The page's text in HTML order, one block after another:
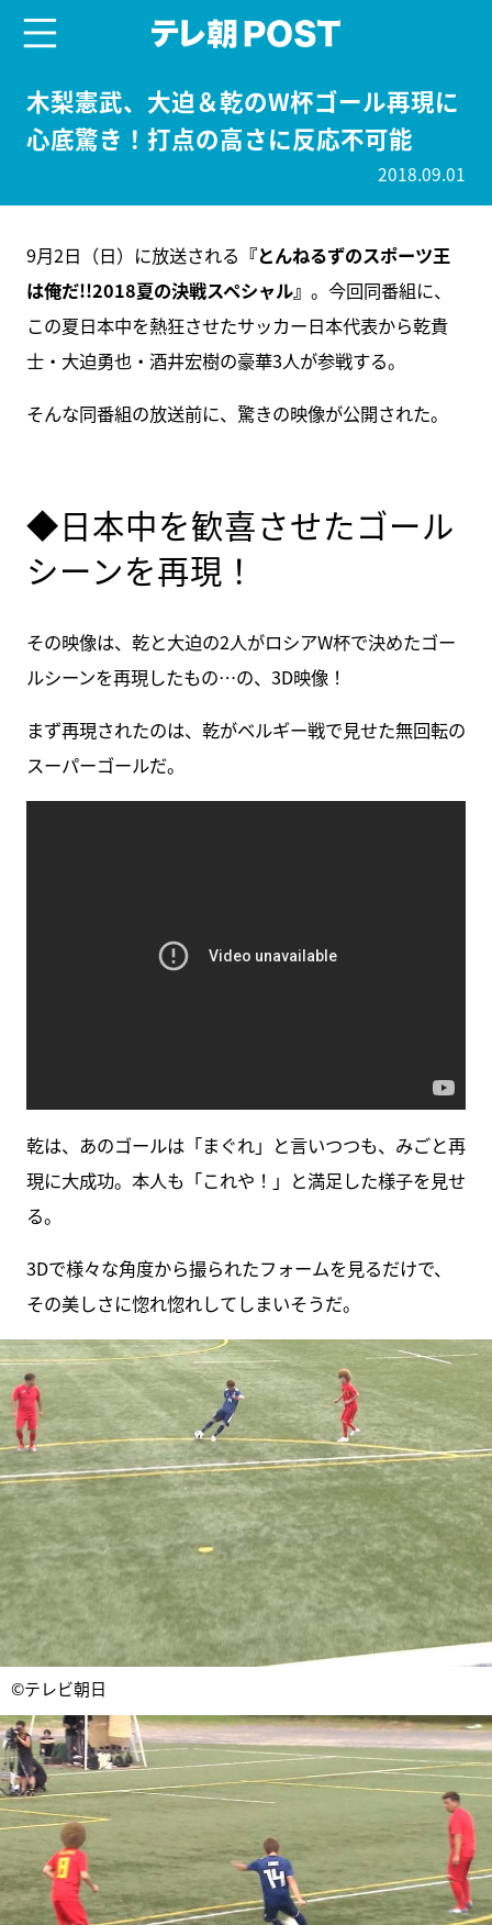
木梨憲武、大迫＆乾のW杯ゴール再現に
心底驚き！打点の高さに反応不可能
2018.09.01
9月2日（日）に放送される 『とんねるずのスポーツ王
は俺だ!!2018夏の決戦スペシャル』 。今回同番組に、
この夏日本中を熱狂させたサッカー日本代表から乾貴
士・大迫勇也・酒井宏樹の豪華3人が参戦する。
そんな同番組の放送前に、驚きの映像が公開された。
◆日本中を歓喜させたゴール
シーンを再現！
その映像は、乾と大迫の2人がロシアW杯で決めたゴー
ルシーンを再現したもの…の、3D映像！
まず再現されたのは、乾がベルギー戦で見せた無回転の
スーパーゴールだ。
乾は、あのゴールは「まぐれ」と言いつつも、みごと再
現に大成功。本人も「これや！」と満足した様子を見せ
る。
3Dで様々な角度から撮られたフォームを見るだけで、
その美しさに惚れ惚れしてしまいそうだ。
©テレビ朝日